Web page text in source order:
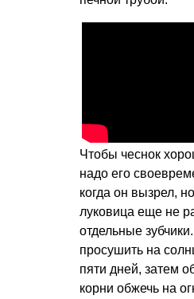
Чтобы чеснок
надо его
когда он вызрел,
луковица еще не
отдельные
просушить на
пяти дней, затем
корни обжечь на